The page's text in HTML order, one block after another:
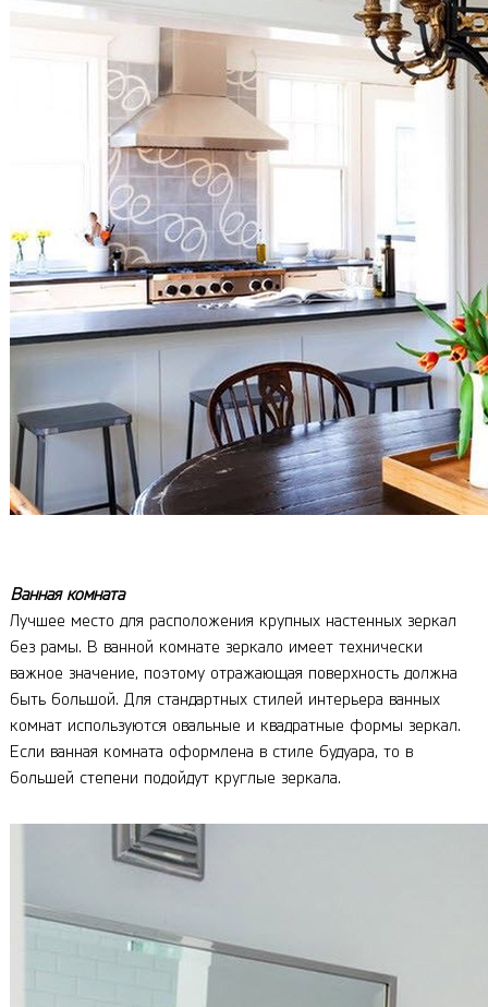
Ванная комната
Лучшее место для расположения крупных настенных зеркал
без рамы. В ванной комнате зеркало имеет технически
важное значение, поэтому отражающая поверхность должна
быть большой. Для стандартных стилей интерьера ванных
комнат используются овальные и квадратные формы зеркал.
Если ванная комната оформлена в стиле будуара, то в
большей степени подойдут круглые зеркала.